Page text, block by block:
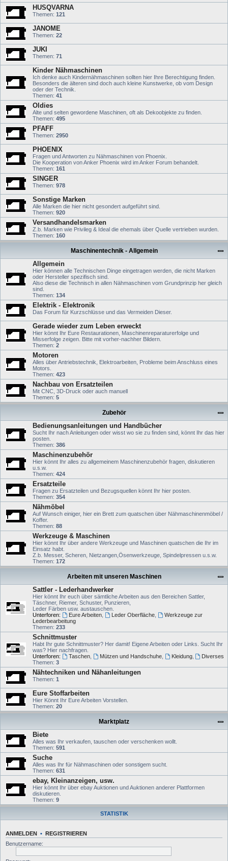
HUSQVARNA
Themen: 121
JANOME
Themen: 22
JUKI
Themen: 71
Kinder Nähmaschinen
Ich denke auch Kindernähmaschinen sollten hier Ihre Berechtigung finden.
Besonders die älteren sind doch auch kleine Kunstwerke, ob vom Design
oder der Technik.
Themen: 41
Oldies
Alte und selten gewordene Maschinen, oft als Dekoobjekte zu finden.
Themen: 495
PFAFF
Themen: 2950
PHOENIX
Fragen und Antworten zu Nähmaschinen von Phoenix.
Die Kooperation von Anker Phoenix wird im Anker Forum behandelt.
Themen: 161
SINGER
Themen: 978
Sonstige Marken
Alle Marken die hier nicht gesondert aufgeführt sind.
Themen: 920
Versandhandelsmarken
Z.b. Marken wie Privileg & Ideal die ehemals über Quelle vertrieben wurden.
Themen: 160
Maschinentechnik - Allgemein
Allgemein
Hier können alle Technischen Dinge eingetragen werden, die nicht Marken
oder Hersteller spezifisch sind.
Also diese die Technisch in allen Nähmaschinen vom Grundprinzip her gleich
sind.
Themen: 134
Elektrik - Elektronik
Das Forum für Kurzschlüsse und das Vermeiden Dieser.
Gerade wieder zum Leben erweckt
Hier könnt Ihr Eure Restaurationen, Maschinenreparaturerfolge und
Misserfolge zeigen. Bitte mit vorher-nachher Bildern.
Themen: 2
Motoren
Alles über Antriebstechnik, Elektroarbeiten, Probleme beim Anschluss eines
Motors.
Themen: 423
Nachbau von Ersatzteilen
Mit CNC, 3D-Druck oder auch manuell
Themen: 5
Zubehör
Bedienungsanleitungen und Handbücher
Sucht Ihr nach Anleitungen oder wisst wo sie zu finden sind, könnt Ihr das hier
posten.
Themen: 386
Maschinenzubehör
Hier könnt Ihr alles zu allgemeinem Maschinenzubehör fragen, diskutieren
u.s.w.
Themen: 424
Ersatzteile
Fragen zu Ersatzteilen und Bezugsquellen könnt Ihr hier posten.
Themen: 354
Nähmöbel
Auf Wunsch einiger, hier ein Brett zum quatschen über Nähmaschinenmöbel /
Koffer.
Themen: 88
Werkzeuge & Maschinen
Hier könnt Ihr über andere Werkzeuge und Maschinen quatschen die Ihr im
Einsatz habt.
Z.b. Messer, Scheren, Nietzangen,Ösenwerkzeuge, Spindelpressen u.s.w.
Themen: 172
Arbeiten mit unseren Maschinen
Sattler - Lederhandwerker
Hier könnt Ihr euch über sämtliche Arbeiten aus den Bereichen Sattler,
Täschner, Riemer, Schuster, Punzieren,
Leder Färben usw. austauschen.
Unterforen:
Eure Arbeiten, Leder Oberfläche,
Werkzeuge zur
Lederbearbeitung
Themen: 233
Schnittmuster
Habt Ihr gute Schnittmuster? Her damit! Eigene Arbeiten oder Links. Sucht Ihr
was? Hier nachfragen.
Unterforen:
Taschen, Mützen und Handschuhe, Kleidung,
Diverses
Themen: 3
Nähtechniken und Nähanleitungen
Themen: 1
Eure Stoffarbeiten
Hier Könnt Ihr Eure Arbeiten Vorstellen.
Themen: 20
Marktplatz
Biete
Alles was Ihr verkaufen, tauschen oder verschenken wollt.
Themen: 591
Suche
Alles was Ihr für Nähmaschinen oder sonstigem sucht.
Themen: 631
ebay, Kleinanzeigen, usw.
Hier könnt Ihr über ebay Auktionen und Auktionen anderer Plattformen
diskutieren.
Themen: 9
STATISTIK
ANMELDEN • REGISTRIEREN
Benutzername: